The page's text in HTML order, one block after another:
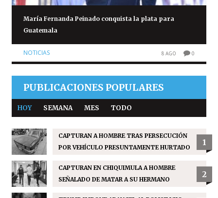
María Fernanda Peinado conquista la plata para
Guatemala
NOTICIAS 8 AGO 0
PUBLICACIONES POPULARES
HOY SEMANA MES TODO
CAPTURAN A HOMBRE TRAS PERSECUCIÓN
POR VEHÍCULO PRESUNTAMENTE HURTADO
1
CAPTURAN EN CHIQUIMULA A HOMBRE
SEÑALADO DE MATAR A SU HERMANO
2